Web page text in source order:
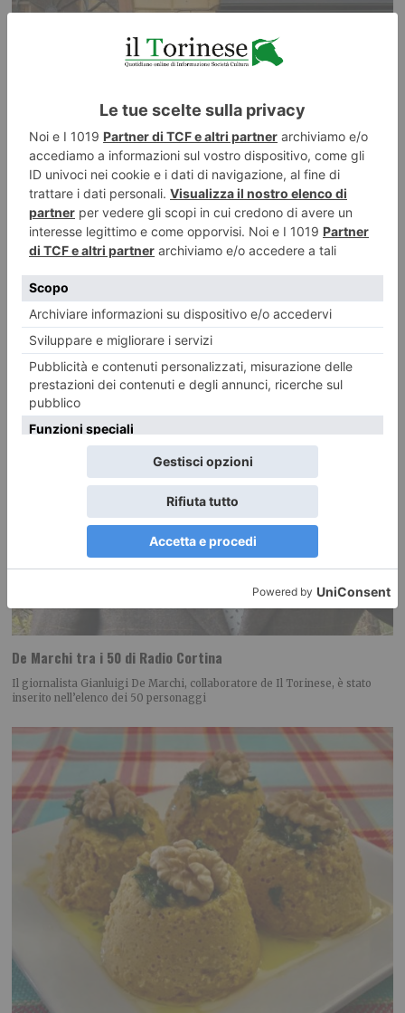
Le delizie del Caffè Al Bicerin
A cura di piemonteitalia.eu Leggi l’articolo:
https://www.piemonteitalia.eu/it/luoghi/locali-storici-golosi/caffè-al-
bicerin Leggi qui le ultime notizie: IL TORINESE
De Marchi tra i 50 di Radio Cortina
Il giornalista Gianluigi De Marchi, collaboratore de Il Torinese, è stato
inserito nell’elenco dei 50 personaggi